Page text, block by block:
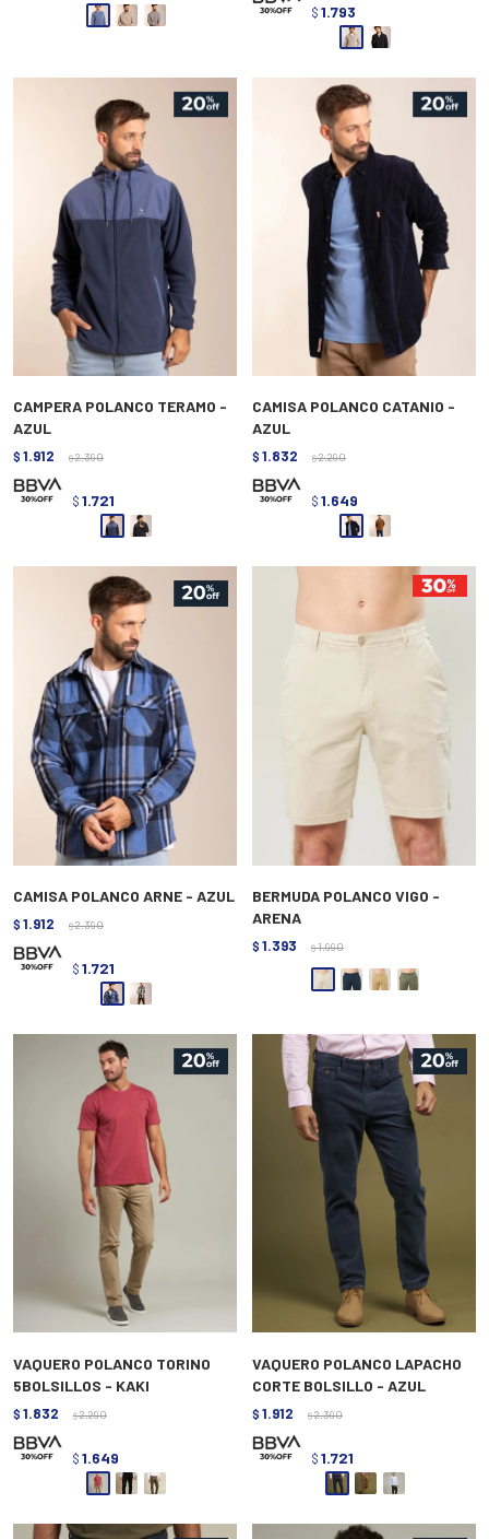
$ 1.793
CAMPERA POLANCO TERAMO -
AZUL
$ 1.912 $ 2.390
$ 1.721
CAMISA POLANCO CATANIO -
AZUL
$ 1.832 $ 2.290
$ 1.649
CAMISA POLANCO ARNE - AZUL
$ 1.912 $ 2.390
$ 1.721
BERMUDA POLANCO VIGO -
ARENA
$ 1.393 $ 1.990
VAQUERO POLANCO TORINO
5BOLSILLOS - KAKI
$ 1.832 $ 2.290
$ 1.649
VAQUERO POLANCO LAPACHO
CORTE BOLSILLO - AZUL
$ 1.912 $ 2.390
$ 1.721